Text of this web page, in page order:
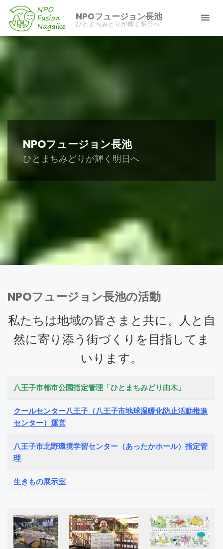
ン
ツ
へ
NPOフュージョン長池
ひとまちみどりが輝く明日へ
NPOフュージョン長池
ひとまちみどりが輝く明日へ
NPOフュージョン長池の活動
私たちは地域の皆さまと共に、人と自
然に寄り添う街づくりを目指してま
いります。
八王子市都市公園指定管理「ひとまちみどり由木」
クールセンター八王子（八王子市地球温暖化防止活動推進
センター）運営
八王子市北野環境学習センター（あったかホール）指定管
理
生きもの展示室